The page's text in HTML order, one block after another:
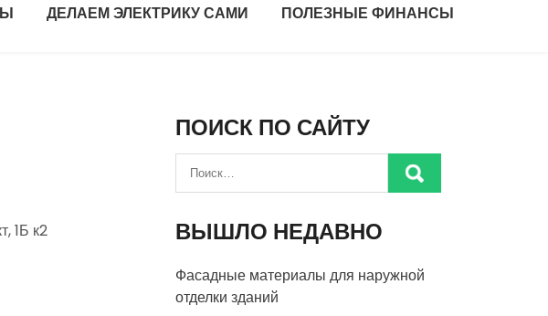
ДЕЛАЕМ ЭЛЕКТРИКУ САМИ ПОЛЕЗНЫЕ ФИНАНСЫ
1Б к2
ПОИСК ПО САЙТУ
ВЫШЛО НЕДАВНО
Фасадные материалы для наружной
отделки зданий